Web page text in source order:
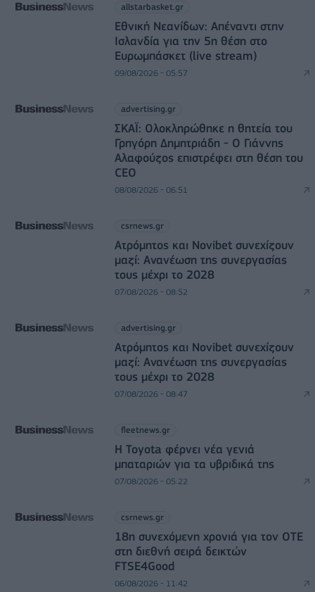
allstarbasket.gr
Εθνική Νεανίδων: Απέναντι στην
Ισλανδία για την 5η θέση στο
Ευρωμπάσκετ (live stream)
09/08/2026 - 05:57
advertising.gr
ΣΚΑΪ: Ολοκληρώθηκε η θητεία του
Γρηγόρη Δημητριάδη - Ο Γιάννης
Αλαφούζος επιστρέφει στη θέση του
CEO
08/08/2026 - 06:51
csrnews.gr
Ατρόμητος και Novibet συνεχίζουν
μαζί: Ανανέωση της συνεργασίας
τους μέχρι το 2028
07/08/2026 - 08:52
advertising.gr
Ατρόμητος και Novibet συνεχίζουν
μαζί: Ανανέωση της συνεργασίας
τους μέχρι το 2028
07/08/2026 - 08:47
fleetnews.gr
Η Toyota φέρνει νέα γενιά
μπαταριών για τα υβριδικά της
07/08/2026 - 05:22
csrnews.gr
18η συνεχόμενη χρονιά για τον ΟΤΕ
στη διεθνή σειρά δεικτών
FTSE4Good
06/08/2026 - 11:42